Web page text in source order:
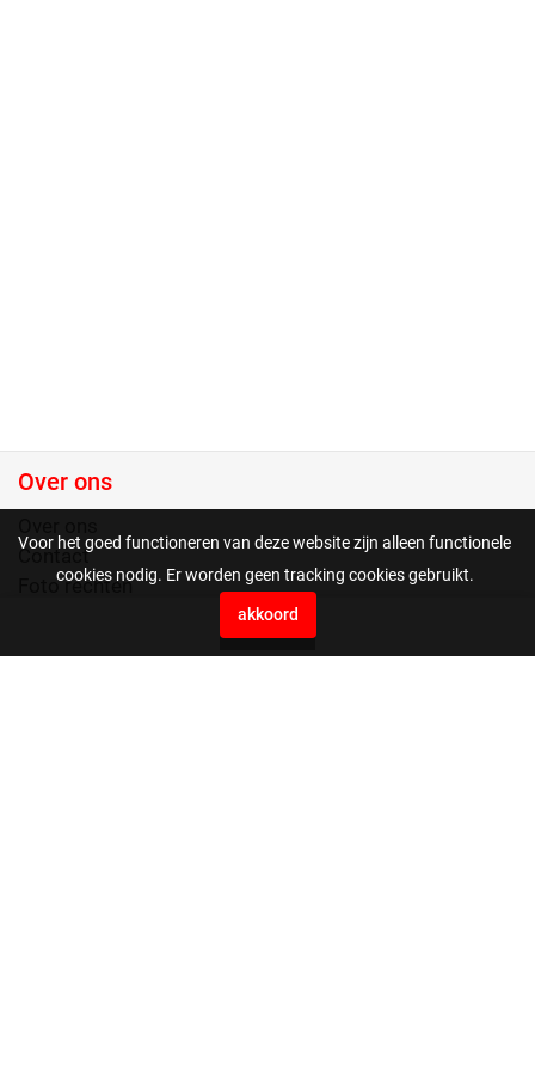
0
Over ons
Contact
Foto rechten
Voor het goed functioneren van deze website zijn alleen functionele
cookies nodig. Er worden geen tracking cookies gebruikt.
akkoord